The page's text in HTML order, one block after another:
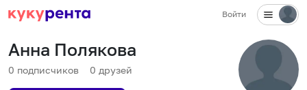
Войти
Анна Полякова
0 подписчиков 0 друзей